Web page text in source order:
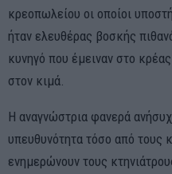
κρεοπωλείου οι οποίοι
ήταν ελευθέρας βοσκής
κυνηγό που έμειναν στο
στον κιμά.
Η αναγνώστρια φανερά
υπευθυνότητα τόσο από τους
ενημερώνουν τους